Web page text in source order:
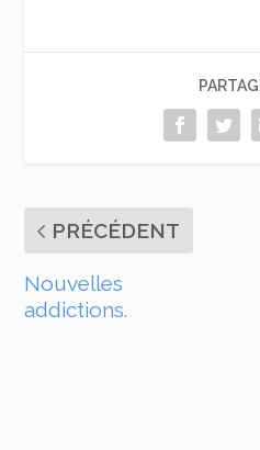
PRÉCÉDENT
Nouvelles
addictions.